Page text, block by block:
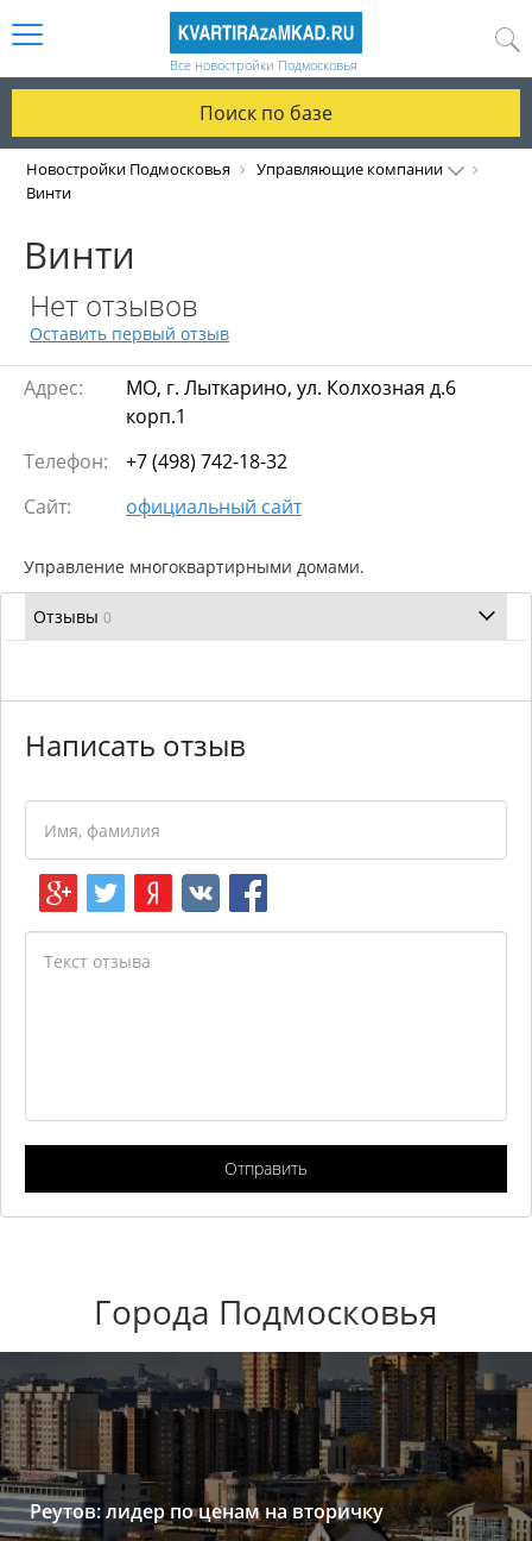
Все новостройки Подмосковья
Поиск по базе
Новостройки Подмосковья
Управляющие компании
Винти
Винти
Нет отзывов
Оставить первый отзыв
Адрес:
МО, г. Лыткарино, ул. Колхозная д.6
корп.1
Телефон:
+7 (498) 742-18-32
Сайт:
официальный сайт
Управление многоквартирными домами.
Отзывы 0
Написать отзыв
Отправить
Города Подмосковья
Реутов: лидер по ценам на вторичку